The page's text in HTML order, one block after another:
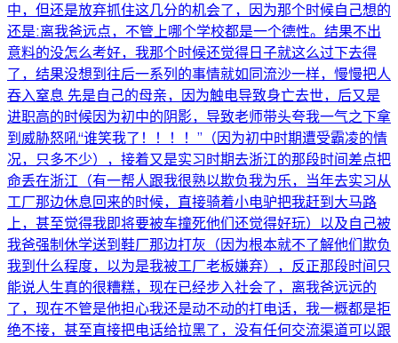
中，但还是放弃抓住这几分的机会了，因为那个时候自己想的
还是:离我爸远点，不管上哪个学校都是一个德性。结果不出
意料的没怎么考好，我那个时候还觉得日子就这么过下去得
了，结果没想到往后一系列的事情就如同流沙一样，慢慢把人
吞入窒息 先是自己的母亲，因为触电导致身亡去世，后又是
进职高的时候因为初中的阴影，导致老师带头夸我一气之下拿
到威胁怒吼“谁笑我了！！！！”（因为初中时期遭受霸凌的情
况，只多不少），接着又是实习时期去浙江的那段时间差点把
命丢在浙江（有一帮人跟我很熟以欺负我为乐，当年去实习从
工厂那边休息回来的时候，直接骑着小电驴把我赶到大马路
上，甚至觉得我即将要被车撞死他们还觉得好玩）以及自己被
我爸强制休学送到鞋厂那边打灰（因为根本就不了解他们欺负
我到什么程度，以为是我被工厂老板嫌弃），反正那段时间只
能说人生真的很糟糕，现在已经步入社会了，离我爸远远的
了，现在不管是他担心我还是动不动的打电话，我一概都是拒
绝不接，甚至直接把电话给拉黑了，没有任何交流渠道可以跟